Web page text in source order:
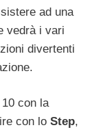
ad una
vedrà i vari
divertenti
con la
con lo Step,